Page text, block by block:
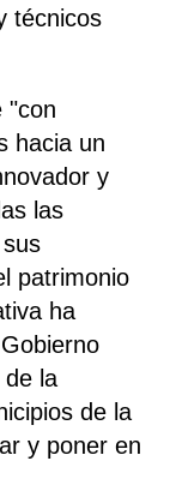
técnicos
"con
hacia un
y
las
patrimonio
ha
de la
de la
y poner en